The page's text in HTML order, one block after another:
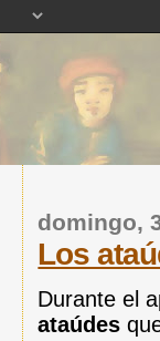
domingo,
Los
Durante el
ataúdes